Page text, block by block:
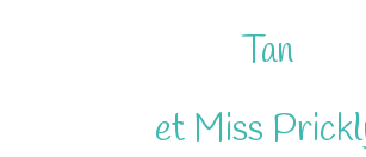
Tan
et Miss